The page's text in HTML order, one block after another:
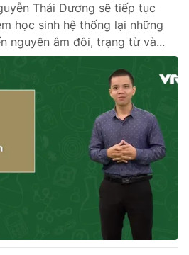
Thái Dương sẽ tiếp tục
học sinh hệ thống lại những
nguyên âm đôi, trạng từ và...